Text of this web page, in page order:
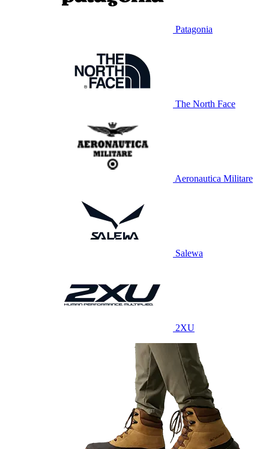
Patagonia
The North Face
Aeronautica Militare
Salewa
2XU